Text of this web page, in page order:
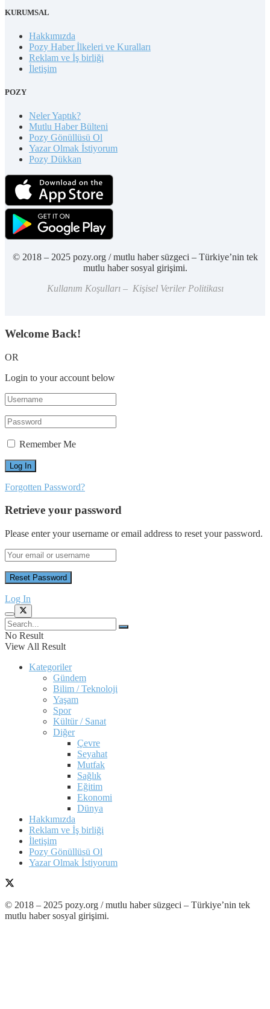
KURUMSAL
Hakkımızda
Pozy Haber İlkeleri ve Kuralları
Reklam ve İş birliği
İletişim
POZY
Neler Yaptık?
Mutlu Haber Bülteni
Pozy Gönüllüsü Ol
Yazar Olmak İstiyorum
Pozy Dükkan
© 2018 – 2025 pozy.org / mutlu haber süzgeci – Türkiye’nin tek
mutlu haber sosyal girişimi.
Kullanım Koşulları – Kişisel Veriler Politikası
Welcome Back!
OR
Login to your account below
Remember Me
Forgotten Password?
Retrieve your password
Please enter your username or email address to reset your password.
Log In
No Result
View All Result
Kategoriler
Gündem
Bilim / Teknoloji
Yaşam
Spor
Kültür / Sanat
Diğer
Çevre
Seyahat
Mutfak
Sağlık
Eğitim
Ekonomi
Dünya
Hakkımızda
Reklam ve İş birliği
İletişim
Pozy Gönüllüsü Ol
Yazar Olmak İstiyorum
© 2018 – 2025 pozy.org / mutlu haber süzgeci – Türkiye’nin tek
mutlu haber sosyal girişimi.